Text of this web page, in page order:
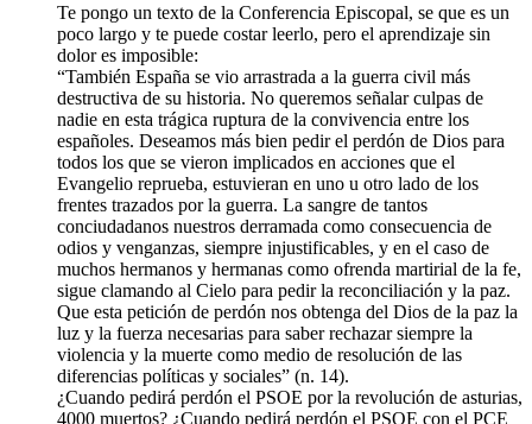
Te pongo un texto de la Conferencia Episcopal, se que es un
poco largo y te puede costar leerlo, pero el aprendizaje sin
dolor es imposible:
“También España se vio arrastrada a la guerra civil más
destructiva de su historia. No queremos señalar culpas de
nadie en esta trágica ruptura de la convivencia entre los
españoles. Deseamos más bien pedir el perdón de Dios para
todos los que se vieron implicados en acciones que el
Evangelio reprueba, estuvieran en uno u otro lado de los
frentes trazados por la guerra. La sangre de tantos
conciudadanos nuestros derramada como consecuencia de
odios y venganzas, siempre injustificables, y en el caso de
muchos hermanos y hermanas como ofrenda martirial de la fe,
sigue clamando al Cielo para pedir la reconciliación y la paz.
Que esta petición de perdón nos obtenga del Dios de la paz la
luz y la fuerza necesarias para saber rechazar siempre la
violencia y la muerte como medio de resolución de las
diferencias políticas y sociales” (n. 14).
¿Cuando pedirá perdón el PSOE por la revolución de asturias,
4000 muertos? ¿Cuando pedirá perdón el PSOE con el PCE